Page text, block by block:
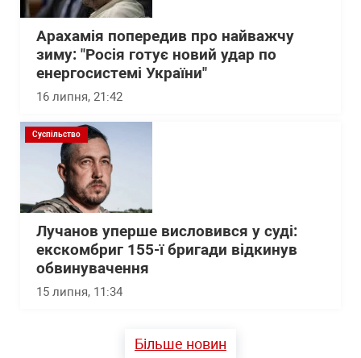
Арахамія попередив про найважчу
зиму: "Росія готує новий удар по
енергосистемі України"
16 липня, 21:42
Суспільство
Лучанов уперше висловився у суді:
екскомбриг 155-ї бригади відкинув
обвинувачення
15 липня, 11:34
Більше новин